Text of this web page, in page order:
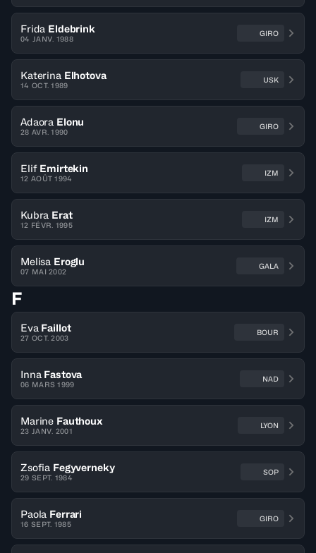
Frida Eldebrink
04 JANV. 1988
GIRO
Katerina Elhotova
14 OCT. 1989
USK
Adaora Elonu
28 AVR. 1990
GIRO
Elif Emirtekin
12 AOÛT 1994
IZM
Kubra Erat
12 FÉVR. 1995
IZM
Melisa Eroglu
07 MAI 2002
GALA
F
Eva Faillot
27 OCT. 2003
BOUR
Inna Fastova
06 MARS 1999
NAD
Marine Fauthoux
23 JANV. 2001
LYON
Zsofia Fegyverneky
29 SEPT. 1984
SOP
Paola Ferrari
16 SEPT. 1985
GIRO